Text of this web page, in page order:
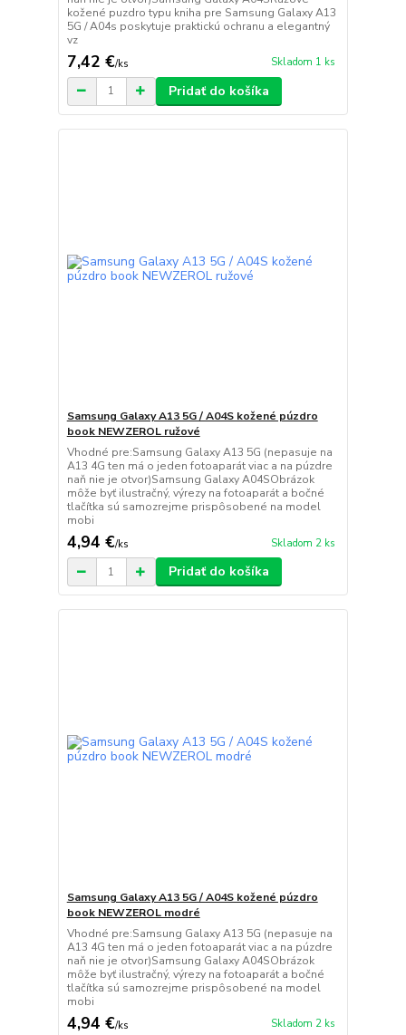
kožené puzdro typu kniha pre Samsung Galaxy A13
5G / A04s poskytuje praktickú ochranu a elegantný
vz
7,42 €/ks Skladom 1 ks
Pridať do košíka
Samsung Galaxy A13 5G / A04S kožené púzdro
book NEWZEROL ružové
Vhodné pre:Samsung Galaxy A13 5G (nepasuje na
A13 4G ten má o jeden fotoaparát viac a na púzdre
naň nie je otvor)Samsung Galaxy A04SObrázok
môže byť ilustračný, výrezy na fotoaparát a bočné
tlačítka sú samozrejme prispôsobené na model
mobi
4,94 €/ks Skladom 2 ks
Pridať do košíka
Samsung Galaxy A13 5G / A04S kožené púzdro
book NEWZEROL modré
Vhodné pre:Samsung Galaxy A13 5G (nepasuje na
A13 4G ten má o jeden fotoaparát viac a na púzdre
naň nie je otvor)Samsung Galaxy A04SObrázok
môže byť ilustračný, výrezy na fotoaparát a bočné
tlačítka sú samozrejme prispôsobené na model
mobi
4,94 €/ks Skladom 2 ks